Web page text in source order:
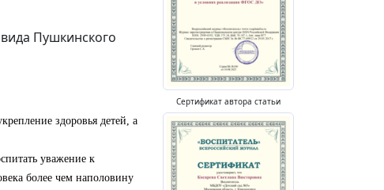
Пушкинского
здоровья детей, а
уважение к
более чем наполовину
Сертификат автора статьи